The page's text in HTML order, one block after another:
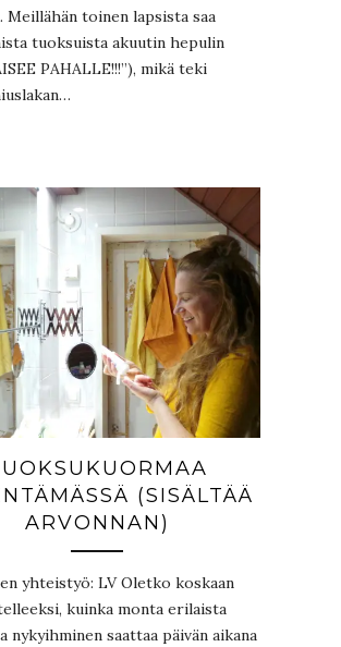
Meillähän toinen lapsista saa
tuoksuista akuutin hepulin
PAHALLE!!!”), mikä teki
(SISÄLTÄÄ
ARVONNAN)
yhteistyö: LV Oletko koskaan
kuinka monta erilaista
nykyihminen saattaa päivän aikana